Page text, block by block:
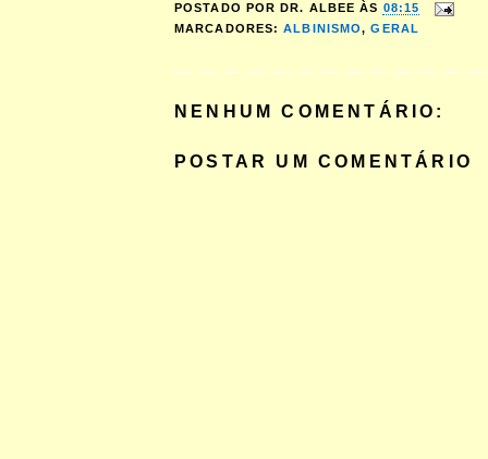
POSTADO POR DR. ALBEE ÀS 08:15
MARCADORES:ALBINISMO,GERAL
NENHUM COMENTÁRIO:
POSTAR UM COMENTÁRIO